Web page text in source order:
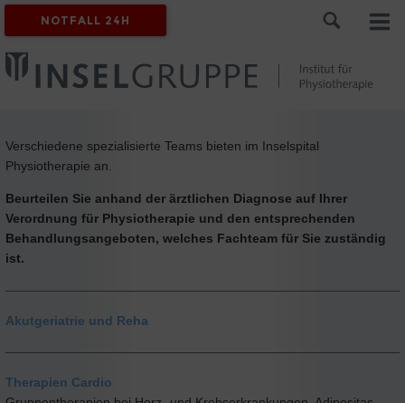
NOTFALL 24H
Verschiedene spezialisierte Teams bieten im Inselspital
Physiotherapie an.
Beurteilen Sie anhand der ärztlichen Diagnose auf Ihrer
Verordnung für Physiotherapie und den entsprechenden
Behandlungsangeboten, welches Fachteam für Sie zuständig
ist.
Akutgeriatrie und Reha
Therapien Cardio